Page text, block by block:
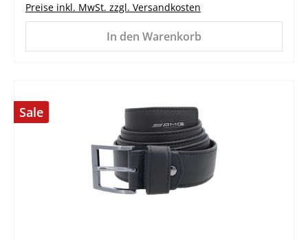
Preise inkl. MwSt. zzgl. Versandkosten
In den Warenkorb
Sale